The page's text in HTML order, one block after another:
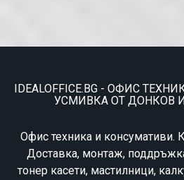
IDEALOFFICE.BG - ОФИС
УСМИВКА ОТ ДОНКОВ
Офис техника и консумативи.
Доставка, монтаж,
тонер касети, мастилници,